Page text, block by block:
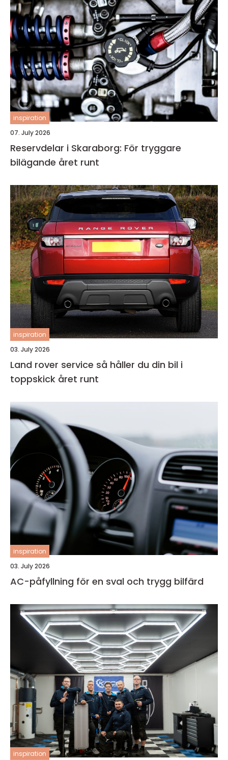
inspiration
07. July 2026
Reservdelar i Skaraborg: För tryggare
bilägande året runt
inspiration
03. July 2026
Land rover service så håller du din bil i
toppskick året runt
inspiration
03. July 2026
AC-påfyllning för en sval och trygg bilfärd
inspiration